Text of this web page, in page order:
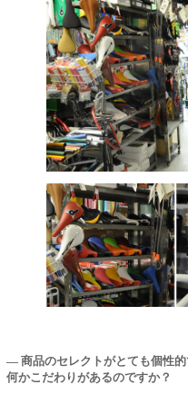
― 商品のセレクトがとても個性
何かこだわりがあるのですか？